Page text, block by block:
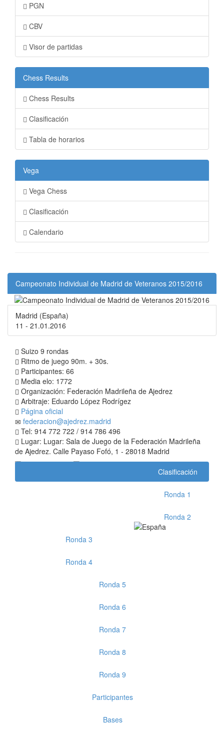
PGN
CBV
Visor de partidas
Chess Results
Chess Results
Clasificación
Tabla de horarios
Vega
Vega Chess
Clasificación
Calendario
Campeonato Individual de Madrid de Veteranos 2015/2016
Madrid (España)
11 - 21.01.2016
Suizo 9 rondas
Ritmo de juego 90m. + 30s.
Participantes: 66
Media elo: 1772
Organización: Federación Madrileña de Ajedrez
Arbitraje: Eduardo López Rodrígez
Página oficial
federacion@ajedrez.madrid
Tel: 914 772 722 / 914 786 496
Lugar: Lugar: Sala de Juego de la Federación Madrileña
de Ajedrez. Calle Payaso Fofó, 1 - 28018 Madrid
Clasificación
Ronda 1
Ronda 2
Ronda 3
Ronda 4
Ronda 5
Ronda 6
Ronda 7
Ronda 8
Ronda 9
Participantes
Bases